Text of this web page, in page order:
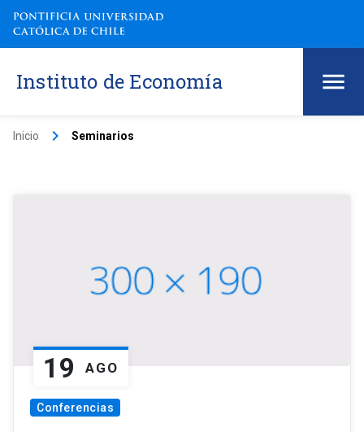
Instituto de Economía
Inicio keyboard_arrow_right Seminarios
19 AGO
Conferencias